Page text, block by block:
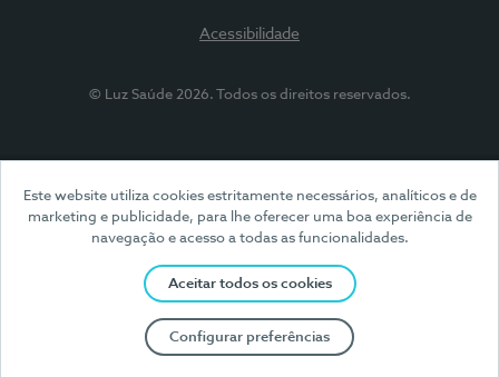
Este website utiliza cookies estritamente necessários, analíticos e de
marketing e publicidade, para lhe oferecer uma boa experiência de
navegação e acesso a todas as funcionalidades.
Aceitar todos os cookies
Configurar preferências
Acessibilidade
© Luz Saúde 2026. Todos os direitos reservados.